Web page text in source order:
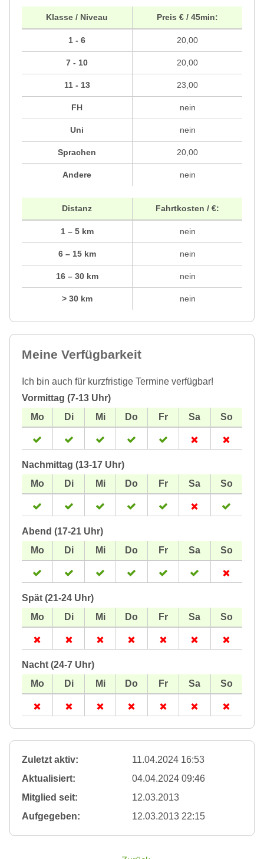
Klasse / Niveau
1 - 6
7 - 10
11 - 13
FH
Uni
Sprachen
Andere
Preis € / 45min:
20,00
20,00
23,00
nein
nein
20,00
nein
Distanz
1 – 5 km
6 – 15 km
16 – 30 km
> 30 km
Fahrtkosten / €:
nein
nein
nein
nein
Meine Verfügbarkeit
Ich bin auch für kurzfristige Termine verfügbar!
Vormittag (7-13 Uhr)
Nachmittag (13-17 Uhr)
Abend (17-21 Uhr)
Spät (21-24 Uhr)
Nacht (24-7 Uhr)
Zuletzt aktiv:
11.04.2024 16:53
Aktualisiert:
04.04.2024 09:46
Mitglied seit:
12.03.2013
Aufgegeben:
12.03.2013 22:15